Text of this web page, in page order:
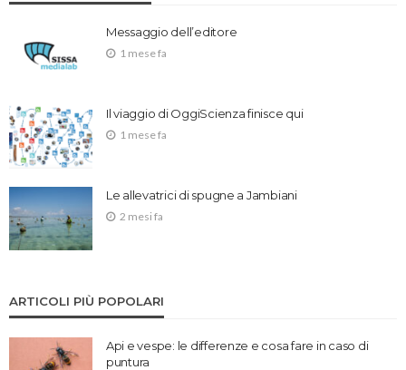
Messaggio dell’editore
1 mese fa
Il viaggio di OggiScienza finisce qui
1 mese fa
Le allevatrici di spugne a Jambiani
2 mesi fa
ARTICOLI PIÙ POPOLARI
Api e vespe: le differenze e cosa fare in caso di
puntura